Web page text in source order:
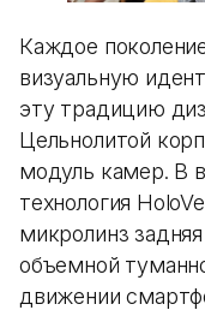
Каждое
визуальную
эту традицию
Цельнолитой
модуль камер. В
технология
микролинз
объемной
движении